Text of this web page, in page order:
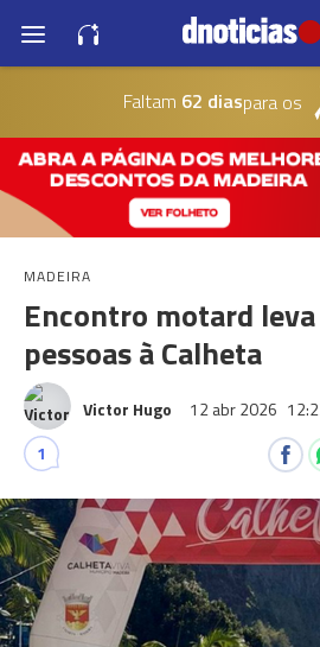
Faltam 62 diaspara os
MADEIRA
Encontro motard
pessoas à Calheta
Victor Hugo 12 abr 2026
1